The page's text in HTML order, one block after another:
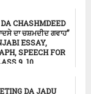
CHASHMDEED
ਦਾ ਚਸ਼ਮਦੀਦ ਗਵਾਹ”
ESSAY,
SPEECH FOR
9, 10 ...
DA JADU